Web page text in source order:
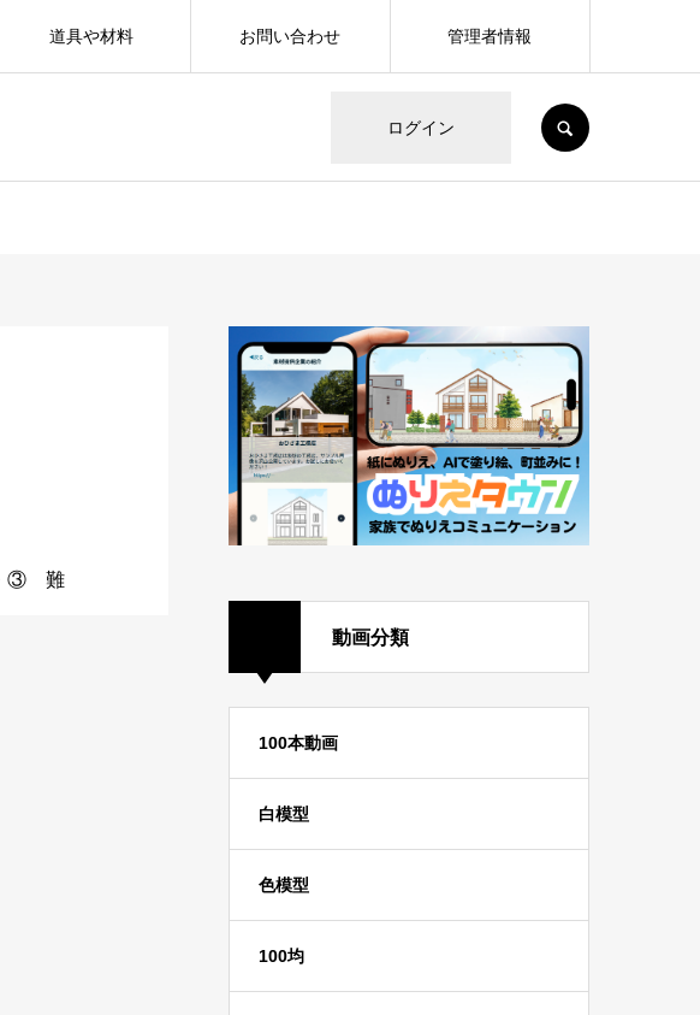
ログイン
道具や材料 お問い合わせ 管理者情報
③ 難
動画分類
100本動画
白模型
色模型
100均